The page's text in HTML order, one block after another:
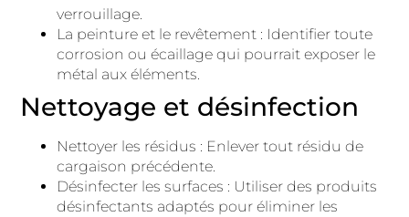
verrouillage.
La peinture et le revêtement : Identifier toute
corrosion ou écaillage qui pourrait exposer le
métal aux éléments.
Nettoyage et désinfection
Nettoyer les résidus : Enlever tout résidu de
cargaison précédente.
Désinfecter les surfaces : Utiliser des produits
désinfectants adaptés pour éliminer les